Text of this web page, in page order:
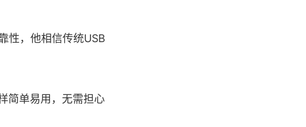
性，他相信传统USB
简单易用，无需担心